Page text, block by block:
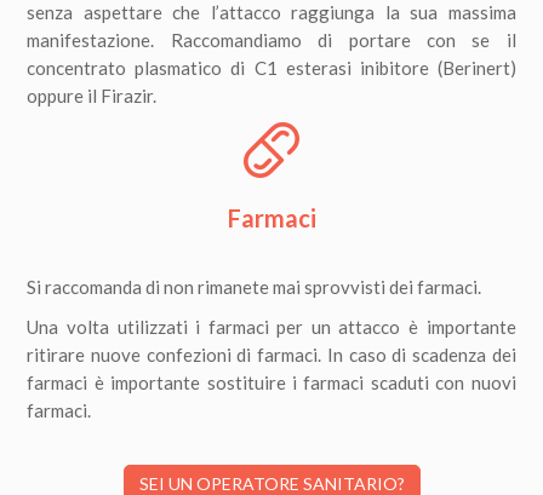
senza aspettare che l’attacco raggiunga la sua massima
manifestazione. Raccomandiamo di portare con se il
concentrato plasmatico di C1 esterasi inibitore (Berinert)
oppure il Firazir.
Farmaci
Si raccomanda di non rimanete mai sprovvisti dei farmaci.
Una volta utilizzati i farmaci per un attacco è importante
ritirare nuove confezioni di farmaci. In caso di scadenza dei
farmaci è importante sostituire i farmaci scaduti con nuovi
farmaci.
SEI UN OPERATORE SANITARIO?